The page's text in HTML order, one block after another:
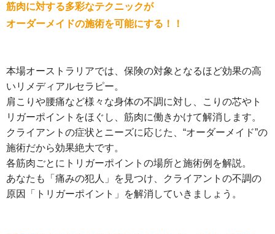
筋肉に対する多彩なテクニックが
オーダーメイドの施術を可能にする！！
本場オーストラリアでは、保険の対象となるほど効果の高
いリメディアルセラピー。
肩こりや腰痛など様々な身体の不調に対し、こりの芯やト
リガーポイントをほぐし、筋肉に働きかけて解消します。
クライアントの症状とニーズに応じた、“オーダーメイド”の
施術だから効果絶大です。
各筋肉ごとにトリガーポイントの場所と施術例を解説。
あなたも「痛みの犯人」を見つけ、クライアントの不調の
原因「トリガーポイント」を解消していきましょう。